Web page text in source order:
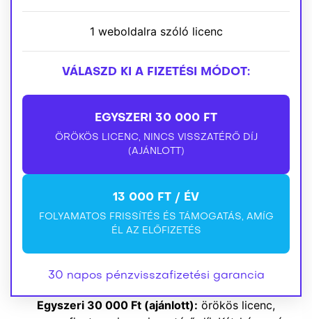
1 weboldalra szóló licenc
VÁLASZD KI A FIZETÉSI MÓDOT:
EGYSZERI 30 000 FT
ÖRÖKÖS LICENC, NINCS VISSZATÉRŐ DÍJ
(AJÁNLOTT)
13 000 FT / ÉV
FOLYAMATOS FRISSÍTÉS ÉS TÁMOGATÁS, AMÍG
ÉL AZ ELŐFIZETÉS
30 napos pénzvisszafizetési garancia
Egyszeri 30 000 Ft (ajánlott): örökös licenc,